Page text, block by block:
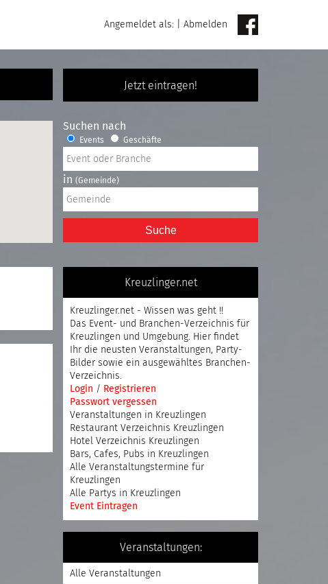
Angemeldet als: Abmelden
Jetzt eintragen!
Suchen nach
Events Geschäfte
in (Gemeinde)
Suche
Kreuzlinger.net
Kreuzlinger.net - Wissen was geht !!
Das Event- und Branchen-Verzeichnis für
Kreuzlingen und Umgebung. Hier findet
Ihr die neusten Veranstaltungen, Party-
Bilder sowie ein ausgewähltes Branchen-
Verzeichnis.
Login / Registrieren
Passwort vergessen
Veranstaltungen in Kreuzlingen
Restaurant Verzeichnis Kreuzlingen
Hotel Verzeichnis Kreuzlingen
Bars, Cafes, Pubs in Kreuzlingen
Alle Veranstaltungstermine für
Kreuzlingen
Alle Partys in Kreuzlingen
Event Eintragen
Veranstaltungen:
Alle Veranstaltungen